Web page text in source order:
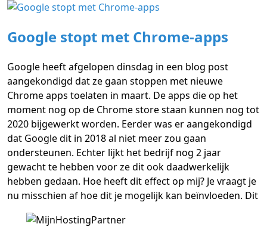
Google stopt met Chrome-apps
Google heeft afgelopen dinsdag in een blog post
aangekondigd dat ze gaan stoppen met nieuwe
Chrome apps toelaten in maart. De apps die op het
moment nog op de Chrome store staan kunnen nog tot
2020 bijgewerkt worden. Eerder was er aangekondigd
dat Google dit in 2018 al niet meer zou gaan
ondersteunen. Echter lijkt het bedrijf nog 2 jaar
gewacht te hebben voor ze dit ook daadwerkelijk
hebben gedaan. Hoe heeft dit effect op mij? Je vraagt je
nu misschien af hoe dit je mogelijk kan beïnvloeden. Dit